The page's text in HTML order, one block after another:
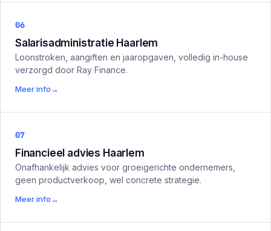
06
Salarisadministratie Haarlem
Loonstroken, aangiften en jaaropgaven, volledig in-house
verzorgd door Ray Finance.
Meer info→
07
Financieel advies Haarlem
Onafhankelijk advies voor groeigerichte ondernemers,
geen productverkoop, wel concrete strategie.
Meer info→